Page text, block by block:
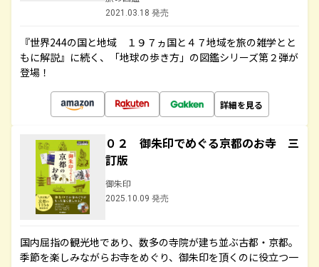
2021.03.18 発売
『世界244の国と地域 １９７ヵ国と４７地域を旅の雑学とと
もに解説』に続く、「地球の歩き方」の図鑑シリーズ第２弾が
登場！
詳細を見る
０２ 御朱印でめぐる京都のお寺 三
訂版
御朱印
2025.10.09 発売
国内屈指の観光地であり、数多の寺院が建ち並ぶ古都・京都。
季節を楽しみながらお寺をめぐり、御朱印を頂くのに役立つ一